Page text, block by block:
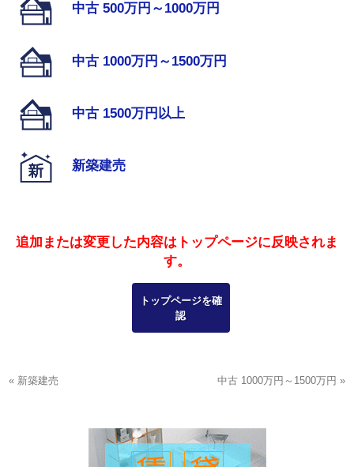
中古 500万円～1000万円
中古 1000万円～1500万円
中古 1500万円以上
新築建売
追加または変更した内容はトップページに反映されま
す。
トップページを確
認
« 新築建売 中古 1000万円～1500万円 »